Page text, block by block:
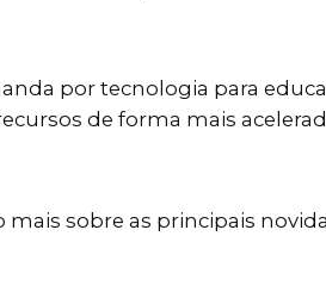
por tecnologia para
de forma mais
mais sobre as principais